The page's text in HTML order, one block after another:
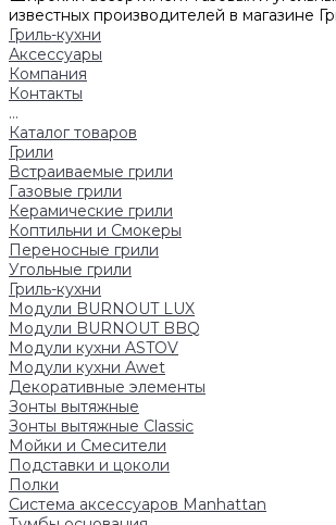
известных производителей в магазине
Гриль-кухни
Аксессуары
Компания
Контакты
...
Каталог товаров
Грили
Встраиваемые грили
Газовые грили
Керамические грили
Коптильни и Смокеры
Переносные грили
Угольные грили
Гриль-кухни
Модули BURNOUT LUX
Модули BURNOUT BBQ
Модули кухни ASTOV
Модули кухни Аwet
Декоративные элементы
Зонты вытяжные
Зонты вытяжные Classic
Мойки и Смесители
Подставки и цоколи
Полки
Система аксессуаров Manhattan